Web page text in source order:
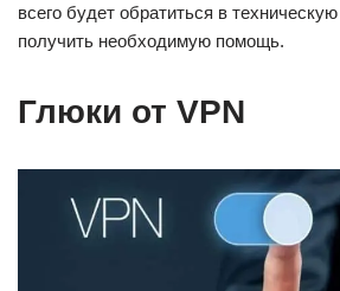
всего будет обратиться в
получить необходимую помощь.
Глюки от VPN